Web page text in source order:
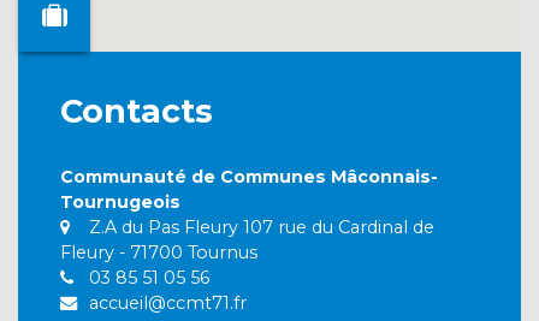
Contacts
Communauté de Communes Mâconnais-
Tournugeois
Z.A du Pas Fleury 107 rue du Cardinal de
Fleury - 71700 Tournus
03 85 51 05 56
accueil@ccmt71.fr